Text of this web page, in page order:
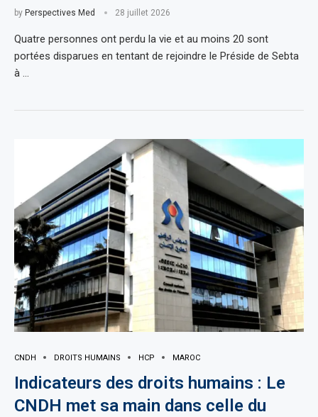
by Perspectives Med 28 juillet 2026
Quatre personnes ont perdu la vie et au moins 20 sont
portées disparues en tentant de rejoindre le Préside de Sebta
à …
CNDH DROITS HUMAINS HCP MAROC
Indicateurs des droits humains : Le
CNDH met sa main dans celle du